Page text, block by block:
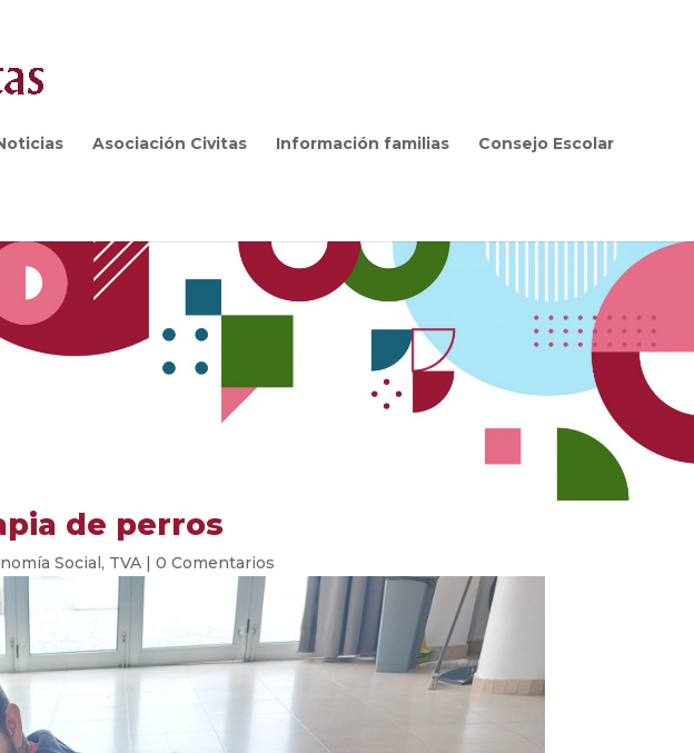
Asociación Civitas Información familias
Consejo Escolar
de perros
Social, TVA | 0 Comentarios